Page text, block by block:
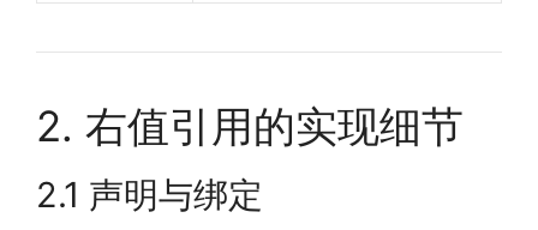
2. 右值引用的实现细节
2.1 声明与绑定